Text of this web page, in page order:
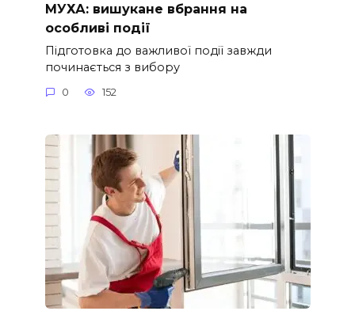
МУХА: вишукане вбрання на
особливі події
Підготовка до важливої події завжди
починається з вибору
0 152